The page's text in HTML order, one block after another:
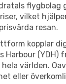
flygbolag
vilket
resan.
kopplar
Harbour (YDH)
världen.
eller